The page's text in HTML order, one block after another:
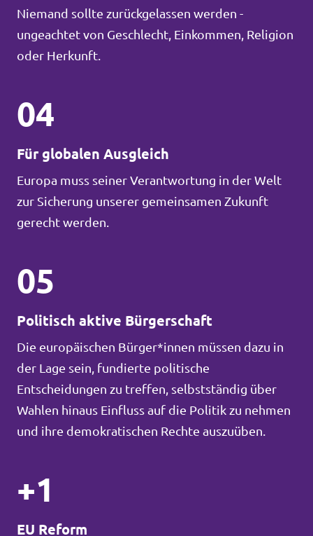
Niemand sollte zurückgelassen werden -
ungeachtet von Geschlecht, Einkommen, Religion
oder Herkunft.
04
Für globalen Ausgleich
Europa muss seiner Verantwortung in der Welt
zur Sicherung unserer gemeinsamen Zukunft
gerecht werden.
05
Politisch aktive Bürgerschaft
Die europäischen Bürger*innen müssen dazu in
der Lage sein, fundierte politische
Entscheidungen zu treffen, selbstständig über
Wahlen hinaus Einfluss auf die Politik zu nehmen
und ihre demokratischen Rechte auszuüben.
+1
EU Reform